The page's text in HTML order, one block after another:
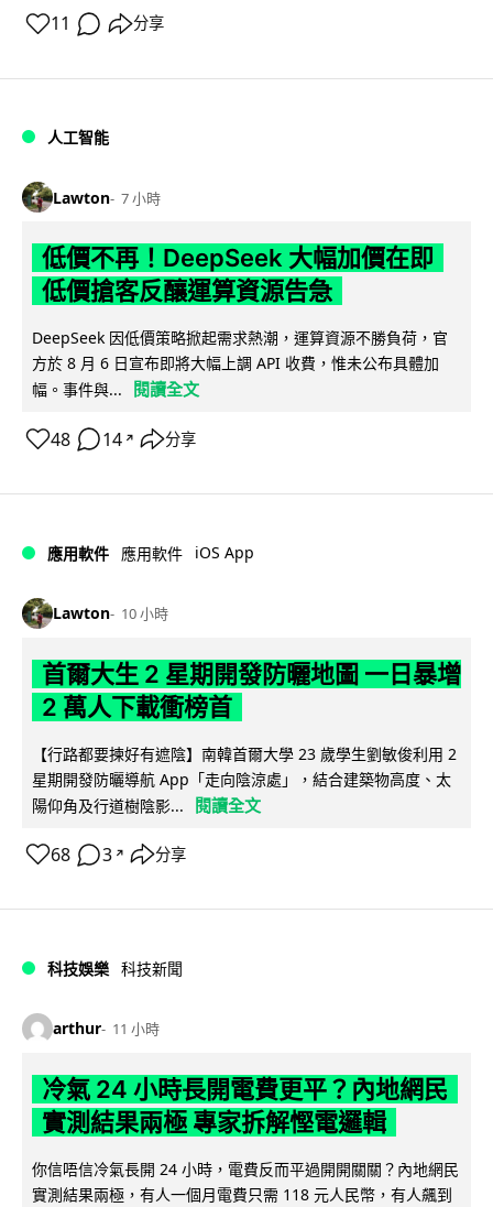
11 分享
人工智能
Lawton 7 小時
低價不再！DeepSeek 大幅加價在即
低價搶客反釀運算資源告急
DeepSeek 因低價策略掀起需求熱潮，運算資源不勝負荷，官
方於 8 月 6 日宣布即將大幅上調 API 收費，惟未公布具體加
幅。事件與...
閱讀全文
48 14 ↗ 分享
應用軟件 應用軟件 iOS App
Lawton 10 小時
首爾大生 2 星期開發防曬地圖 一日暴增
2 萬人下載衝榜首
【行路都要揀好有遮陰】南韓首爾大學 23 歲學生劉敏俊利用 2
星期開發防曬導航 App「走向陰涼處」，結合建築物高度、太
陽仰角及行道樹陰影...
閱讀全文
68 3 ↗ 分享
科技娛樂 科技新聞
arthur 11 小時
冷氣 24 小時長開電費更平？內地網民
實測結果兩極 專家拆解慳電邏輯
你信唔信冷氣長開 24 小時，電費反而平過開開關關？內地網民
實測結果兩極，有人一個月電費只需 118 元人民幣，有人飆到